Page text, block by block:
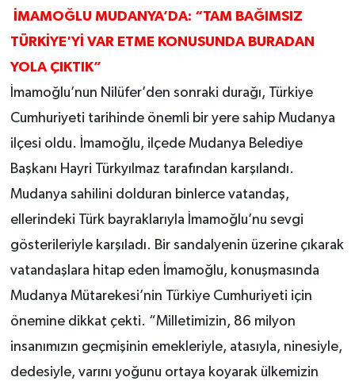
İMAMOĞLU MUDANYA’DA: “TAM BAĞIMSIZ
TÜRKİYE'Yİ VAR ETME KONUSUNDA BURADAN
YOLA ÇIKTIK”
İmamoğlu’nun Nilüfer’den sonraki durağı, Türkiye
Cumhuriyeti tarihinde önemli bir yere sahip Mudanya
ilçesi oldu. İmamoğlu, ilçede Mudanya Belediye
Başkanı Hayri Türkyılmaz tarafından karşılandı.
Mudanya sahilini dolduran binlerce vatandaş,
ellerindeki Türk bayraklarıyla İmamoğlu’nu sevgi
gösterileriyle karşıladı. Bir sandalyenin üzerine çıkarak
vatandaşlara hitap eden İmamoğlu, konuşmasında
Mudanya Mütarekesi’nin Türkiye Cumhuriyeti için
önemine dikkat çekti. “Milletimizin, 86 milyon
insanımızın geçmişinin emekleriyle, atasıyla, ninesiyle,
dedesiyle, varını yoğunu ortaya koyarak ülkemizin